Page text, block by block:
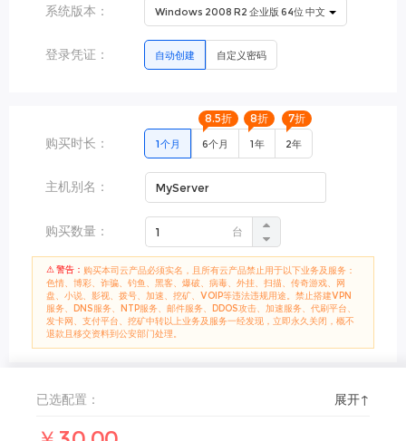
系统版本： Windows 2008 R2 企业版 64位 中文
登录凭证： 自动创建 自定义密码
购买时长： 1个月 6个月
8.5折
1年
8折
2年
7折
主机别名：
购买数量： 台
⚠ 警告： 购买本司云产品必须实名，且所有云产品禁止用于以下业务及服务：
色情、博彩、诈骗、钓鱼、黑客、爆破、病毒、外挂、扫描、传奇游戏、网
盘、小说、影视、拨号、加速、挖矿、VOIP等违法违规用途。禁止搭建VPN
服务、DNS服务、NTP服务、邮件服务、DDOS攻击、加速服务、代刷平台、
发卡网、支付平台、挖矿中转以上业务及服务一经发现，立即永久关闭，概不
退款且移交资料到公安部门处理。
已选配置： 展开↑